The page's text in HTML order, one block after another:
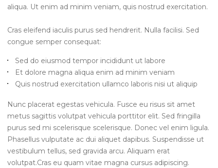
aliqua. Ut enim ad minim veniam, quis nostrud exercitation.
Cras eleifend iaculis purus sed hendrerit. Nulla facilisi. Sed
congue semper consequat:
Sed do eiusmod tempor incididunt ut labore
Et dolore magna aliqua enim ad minim veniam
Quis nostrud exercitation ullamco laboris nisi ut aliquip
Nunc placerat egestas vehicula. Fusce eu risus sit amet
metus sagittis volutpat vehicula porttitor elit. Sed fringilla
purus sed mi scelerisque scelerisque. Donec vel enim ligula.
Phasellus vulputate ac dui aliquet dapibus. Suspendisse ut
vestibulum tellus, sed gravida arcu. Aliquam erat
volutpat.Cras eu quam vitae magna cursus adipiscing.